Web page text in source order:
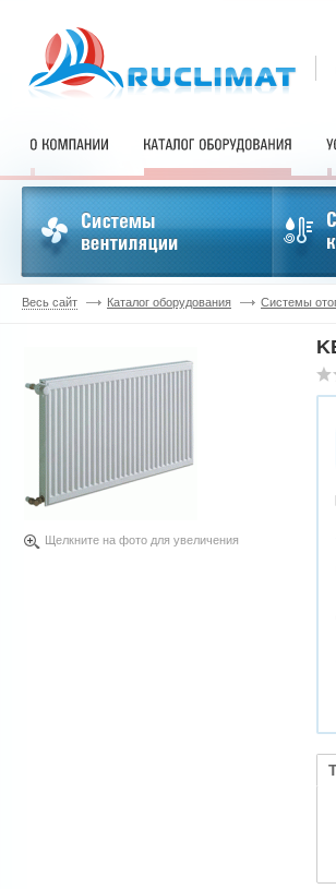
Весь сайт Каталог оборудования Системы
Щелкните на фото для увеличения